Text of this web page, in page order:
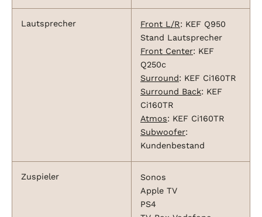
Lautsprecher Front L/R: KEF Q950
Stand Lautsprecher
Front Center: KEF
Q250c
Surround: KEF Ci160TR
Surround Back: KEF
Ci160TR
Atmos: KEF Ci160TR
Subwoofer:
Kundenbestand
Zuspieler
Sonos
Apple TV
PS4